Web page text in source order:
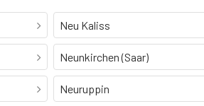
Neu Kaliss
Neunkirchen (Saar)
Neuruppin